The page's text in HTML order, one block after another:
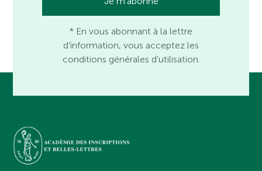
* En vous abonnant à la lettre
d’information, vous acceptez les
conditions générales d’utilisation.